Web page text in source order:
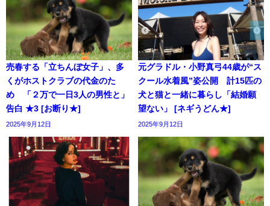
売春する「立ちんぼ女子」、多
くがホストクラブの代金のた
め 「２万で一日3人の男性と」
告白 ★3 [お断り★]
2025年9月12日
元グラドル・小野真弓44歳が“ス
クール水着風”姿公開 計15匹の
犬と猫と一緒に暮らし「結婚願
望ない」 [ネギうどん★]
2025年9月12日